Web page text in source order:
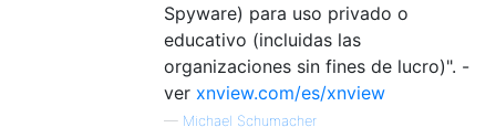
Spyware) para uso privado o
educativo (incluidas las
organizaciones sin fines de lucro)". -
ver xnview.com/es/xnview
— Michael Schumacher